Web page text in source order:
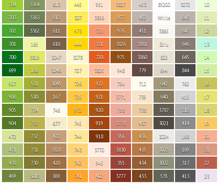
704
703
702
701
700
699
907
906
905
904
472
471
470
469
3364
3363
3362
165
3819
166
581
580
734
733
732
731
730
3013
613
612
611
610
3047
3046
3045
167
746
677
422
3828
420
869
445
307
973
444
3078
727
726
725
972
745
744
743
742
741
951
3856
722
721
720
3825
922
921
920
919
918
3770
945
402
3827
977
976
3826
975
948
754
3771
758
3778
356
3830
355
3777
453
452
451
3861
3860
779
712
739
738
437
436
435
434
433
B5200
White
3865
Ecru
822
644
642
640
3787
3021
3024
3023
3022
535
3072
648
647
646
645
844
762
415
318
414
168
169
317
413
10
11
12
13
14
15
16
17
18
19
20
21
22
23